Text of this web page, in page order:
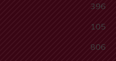
396
105
806